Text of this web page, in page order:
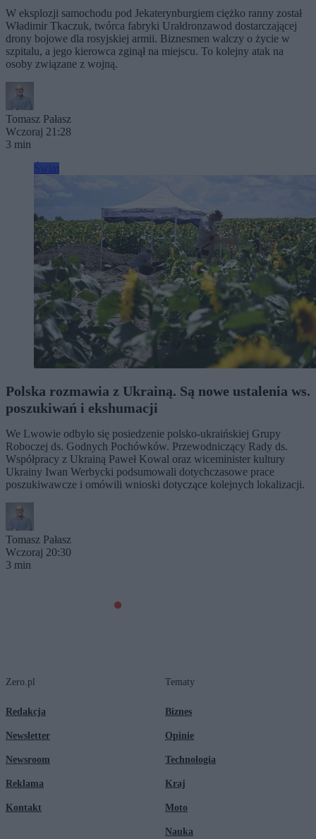
W eksplozji samochodu pod Jekaterynburgiem ciężko ranny został
Władimir Tkaczuk, twórca fabryki Urałdronzawod dostarczającej
drony bojowe dla rosyjskiej armii. Biznesmen walczy o życie w
szpitalu, a jego kierowca zginął na miejscu. To kolejny atak na
osoby związane z wojną.
Tomasz Pałasz
Wczoraj 21:28
3 min
Polska rozmawia z Ukrainą. Są nowe ustalenia ws.
poszukiwań i ekshumacji
We Lwowie odbyło się posiedzenie polsko-ukraińskiej Grupy
Roboczej ds. Godnych Pochówków. Przewodniczący Rady ds.
Współpracy z Ukrainą Paweł Kowal oraz wiceminister kultury
Ukrainy Iwan Werbycki podsumowali dotychczasowe prace
poszukiwawcze i omówili wnioski dotyczące kolejnych lokalizacji.
Tomasz Pałasz
Wczoraj 20:30
3 min
Zero.pl
Redakcja
Newsletter
Newsroom
Reklama
Kontakt
Tematy
Biznes
Opinie
Technologia
Kraj
Moto
Nauka